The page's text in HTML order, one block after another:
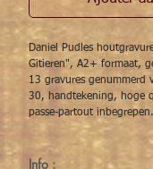
Daniel Pudles
Gitieren", A2+ formaat,
13 gravures genummerd
30, handtekening, hoge
passe-partout inbegrepen.
Info :